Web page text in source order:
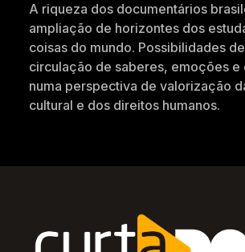
A riqueza dos documentários
ampliação de horizontes dos
coisas do mundo. Possibilidades
circulação de saberes, emoções e
numa perspectiva de valorização
cultural e dos direitos humanos.